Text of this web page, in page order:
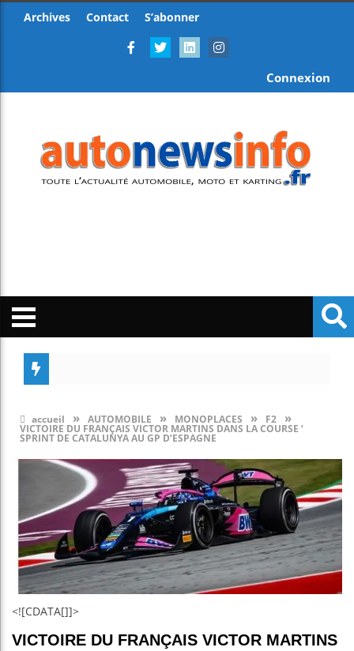
Archives Contact S’abonner
Connexion
accueil » AUTOMOBILE » MONOPLACES » F2 »
VICTOIRE DU FRANÇAIS VICTOR MARTINS DANS LA COURSE ‘
SPRINT DE CATALUNYA AU GP D’ESPAGNE
<![CDATA[]]>
VICTOIRE DU FRANÇAIS VICTOR MARTINS